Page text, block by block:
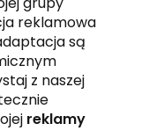
reklamowa
są
z naszej
reklamy